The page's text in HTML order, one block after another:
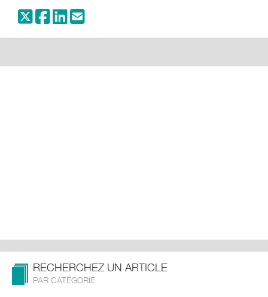
RECHERCHEZ UN ARTICLE
PAR CATÉGORIE